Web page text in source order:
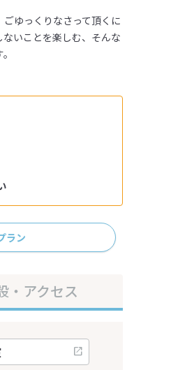
ゆっくりなさって頂くに
いことを楽しむ、そんな
ラン
・アクセス